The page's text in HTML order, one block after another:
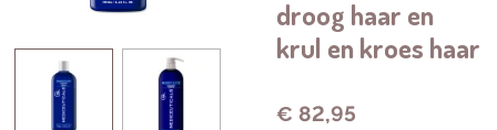
droog haar en
krul en kroes haar
€ 82,95